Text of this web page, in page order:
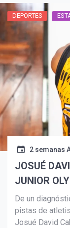
DEPORTES
2 semanas
JOSUÉ
JUNIOR
De un
pistas de
Josué David